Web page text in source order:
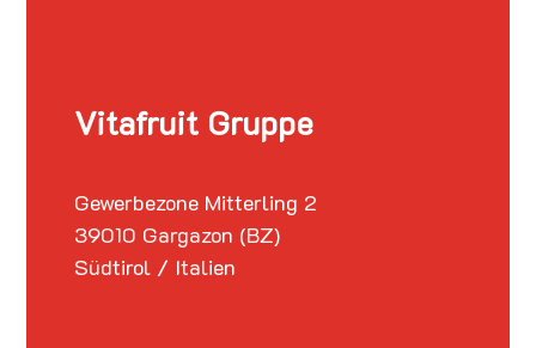
Vitafruit Gruppe
Gewerbezone Mitterling 2
39010 Gargazon (BZ)
Südtirol / Italien